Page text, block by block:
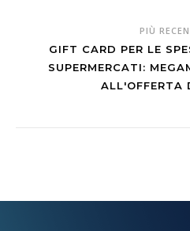
PIÙ
GIFT CARD PER LE
SUPERMERCATI:
ALL'OFFERTA